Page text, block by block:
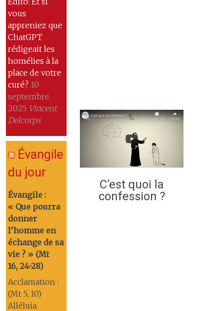
vous
appreniez que
ChatGPT
rédigeait les
homélies à la
place de votre
curé? 10
septembre
2025 Vincent
Delcorps
Évangile
du jour
Évangile :
« Que pourra
donner
l’homme en
échange de sa
vie ? » (Mt
16, 24-28)
Acclamation :
(Mt 5, 10)
Alléluia.
C’est quoi la
confession ?